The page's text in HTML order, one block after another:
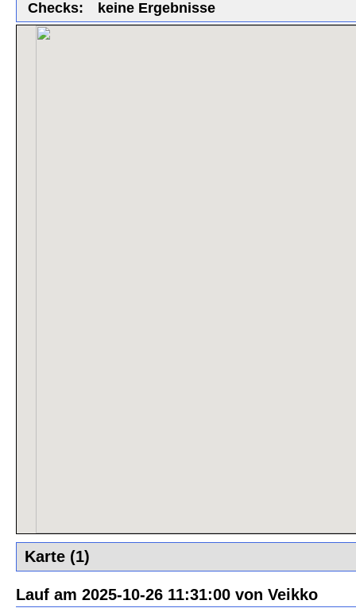
Checks: keine Ergebnisse
Karte (1)
Lauf am 2025-10-26 11:31:00 von Veikko